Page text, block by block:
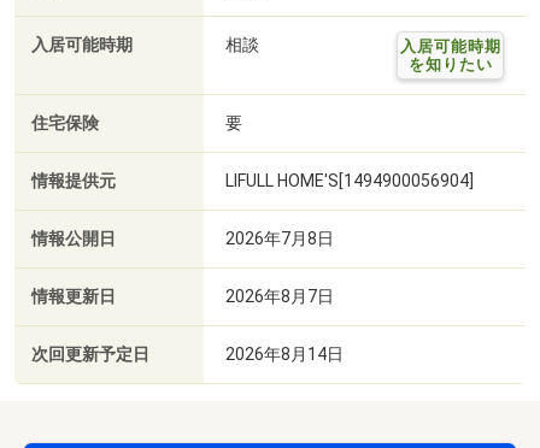
入居可能時期 相談
入居可能時期
を知りたい
住宅保険 要
情報提供元 LIFULL HOME'S[1494900056904]
情報公開日 2026年7月8日
情報更新日 2026年8月7日
次回更新予定日 2026年8月14日